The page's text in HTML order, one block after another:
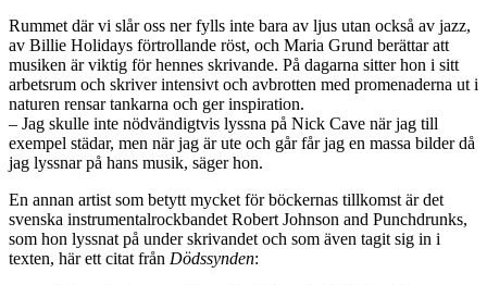
Rummet där vi slår oss ner fylls inte bara av ljus utan också av jazz,
av Billie Holidays förtrollande röst, och Maria Grund berättar att
musiken är viktig för hennes skrivande. På dagarna sitter hon i sitt
arbetsrum och skriver intensivt och avbrotten med promenaderna ut i
naturen rensar tankarna och ger inspiration.
– Jag skulle inte nödvändigtvis lyssna på Nick Cave när jag till
exempel städar, men när jag är ute och går får jag en massa bilder då
jag lyssnar på hans musik, säger hon.
En annan artist som betytt mycket för böckernas tillkomst är det
svenska instrumentalrockbandet Robert Johnson and Punchdrunks,
som hon lyssnat på under skrivandet och som även tagit sig in i
texten, här ett citat från Dödssynden: